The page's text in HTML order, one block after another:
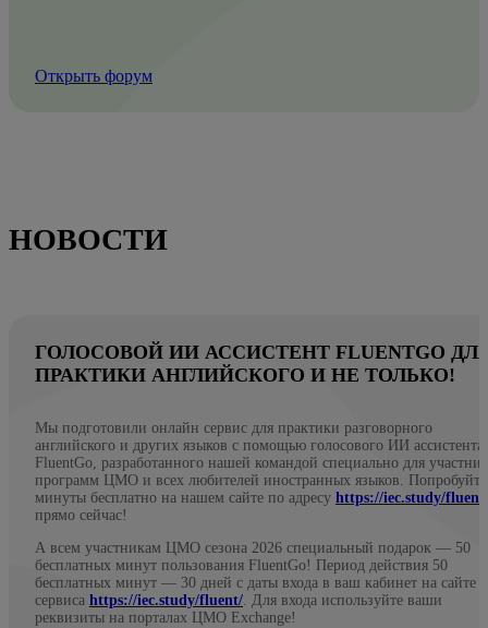
Открыть форум
НОВОСТИ
ГОЛОСОВОЙ ИИ АССИСТЕНТ FLUENTGO
ПРАКТИКИ АНГЛИЙСКОГО И НЕ ТОЛЬКО!
Мы подготовили онлайн сервис для практики разговорного
английского и других языков с помощью голосового ИИ ассистента
FluentGo, разработанного нашей командой специально для
программ ЦМО и всех любителей иностранных языков.
минуты бесплатно на нашем сайте по адресу https://iec.study/fluent/
прямо сейчас!
А всем участникам ЦМО сезона 2026 специальный подарок — 50
бесплатных минут пользования FluentGo! Период действия 50
бесплатных минут — 30 дней с даты входа в ваш кабинет на сайте
сервиса https://iec.study/fluent/. Для входа используйте ваши
реквизиты на порталах ЦМО Exchange!